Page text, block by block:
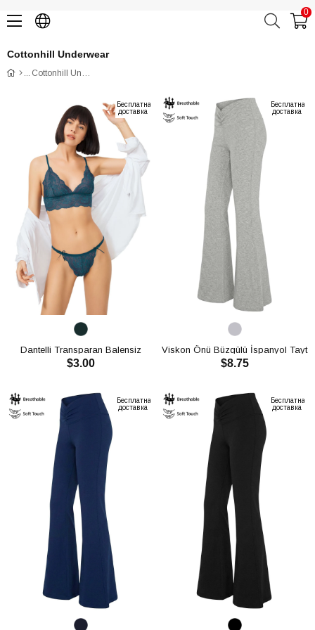
0
Cottonhill Underwear
Cottonhill Underwear
Бесплатная
доставка
Dantelli Transparan Balensiz
Kadın Sütyen Takımı CH1803
$3.00
Бесплатная
доставка
Viskon Önü Büzgülü İspanyol Tayt
CH3000
$8.75
Бесплатная
доставка
Бесплатная
доставка